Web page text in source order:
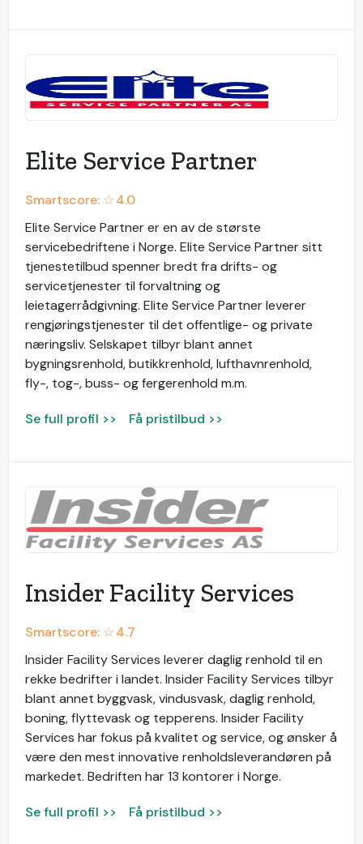
Elite Service Partner
Smartscore: ☆4.0
Elite Service Partner er en av de største
servicebedriftene i Norge. Elite Service Partner sitt
tjenestetilbud spenner bredt fra drifts- og
servicetjenester til forvaltning og
leietagerrådgivning. Elite Service Partner leverer
rengjøringstjenester til det offentlige- og private
næringsliv. Selskapet tilbyr blant annet
bygningsrenhold, butikkrenhold, lufthavnrenhold,
fly-, tog-, buss- og fergerenhold m.m.
Se full profil >> Få pristilbud >>
Insider Facility Services
Smartscore: ☆4.7
Insider Facility Services leverer daglig renhold til en
rekke bedrifter i landet. Insider Facility Services tilbyr
blant annet byggvask, vindusvask, daglig renhold,
boning, flyttevask og tepperens. Insider Facility
Services har fokus på kvalitet og service, og ønsker å
være den mest innovative renholdsleverandøren på
markedet. Bedriften har 13 kontorer i Norge.
Se full profil >> Få pristilbud >>